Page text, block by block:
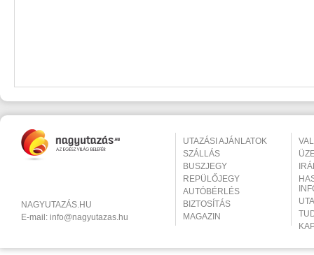
NAGYUTAZÁS.HU
E-mail: info@nagyutazas.hu
UTAZÁSI AJÁNLATOK
SZÁLLÁS
BUSZJEGY
REPÜLŐJEGY
AUTÓBÉRLÉS
BIZTOSÍTÁS
MAGAZIN